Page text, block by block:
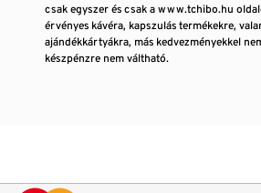
csak egyszer és csak a www.tchibo.hu
érvényes kávéra, kapszulás termékekre,
ajándékkártyákra, más kedvezményekkel
készpénzre nem váltható.